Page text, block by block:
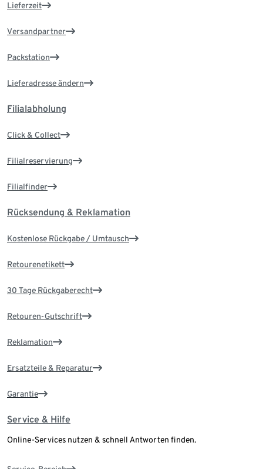
Lieferzeit
Versandpartner
Packstation
Lieferadresse ändern
Filialabholung
Click & Collect
Filialreservierung
Filialfinder
Rücksendung & Reklamation
Kostenlose Rückgabe / Umtausch
Retourenetikett
30 Tage Rückgaberecht
Retouren-Gutschrift
Reklamation
Ersatzteile & Reparatur
Garantie
Service & Hilfe
Online-Services nutzen & schnell Antworten finden.